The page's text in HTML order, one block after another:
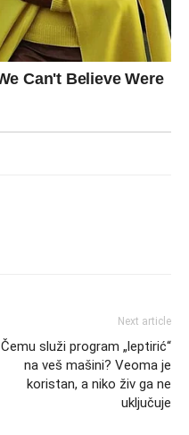
Next article
Čemu služi program „leptirić“
na veš mašini? Veoma je
koristan, a niko živ ga ne
uključuje